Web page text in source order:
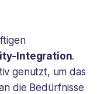
Integration.
genutzt, um das
die Bedürfnisse